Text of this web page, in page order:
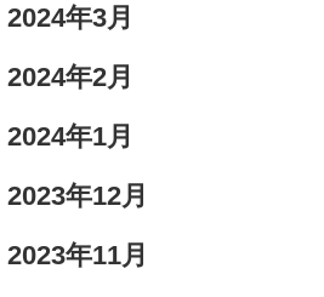
2024年3月
2024年2月
2024年1月
2023年12月
2023年11月